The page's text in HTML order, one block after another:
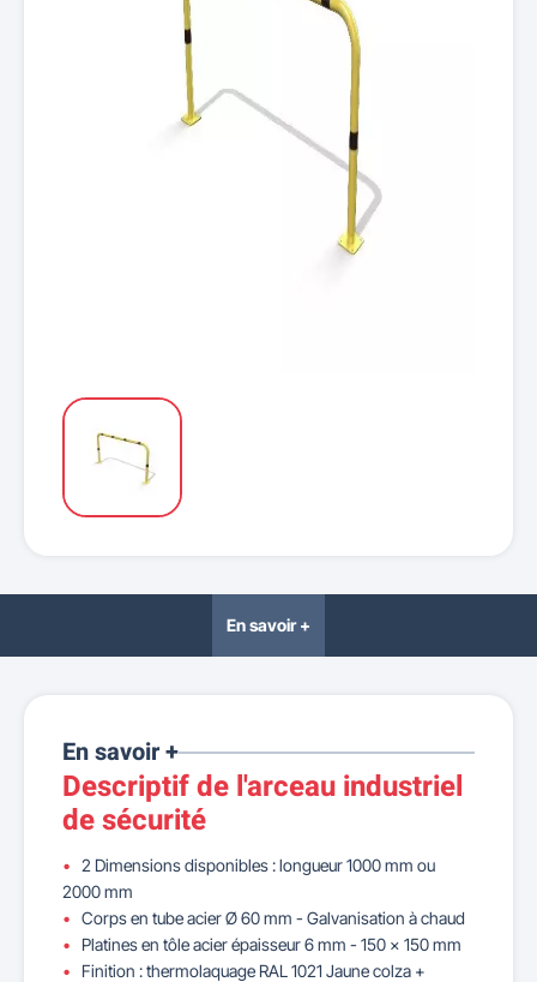
En savoir +
En savoir +
Descriptif de l'arceau industriel
de sécurité
2 Dimensions disponibles : longueur 1000 mm ou
2000 mm
Corps en tube acier Ø 60 mm - Galvanisation à chaud
Platines en tôle acier épaisseur 6 mm - 150 x 150 mm
Finition : thermolaquage RAL 1021 Jaune colza +